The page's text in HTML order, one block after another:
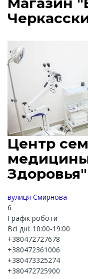
Центр
Здоровья"
вулиця Смирнова
6
Графік роботи
Всі дні: 10:00-19:00
+380472727678
+380472361006
+380473325274
+380472725900